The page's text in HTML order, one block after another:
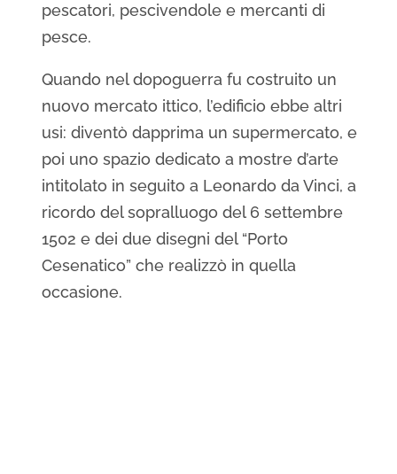
pescatori, pescivendole e mercanti di
pesce.
Quando nel dopoguerra fu costruito un
nuovo mercato ittico, l’edificio ebbe altri
usi: diventò dapprima un supermercato, e
poi uno spazio dedicato a mostre d’arte
intitolato in seguito a Leonardo da Vinci, a
ricordo del sopralluogo del 6 settembre
1502 e dei due disegni del “Porto
Cesenatico” che realizzò in quella
occasione.